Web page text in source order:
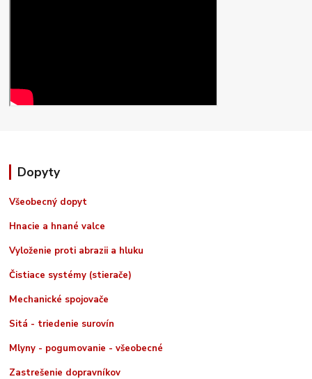
Dopyty
Všeobecný dopyt
Hnacie a hnané valce
Vyloženie proti abrazii a hluku
Čistiace systémy (stierače)
Mechanické spojovače
Sitá - triedenie surovín
Mlyny - pogumovanie - všeobecné
Zastrešenie dopravníkov